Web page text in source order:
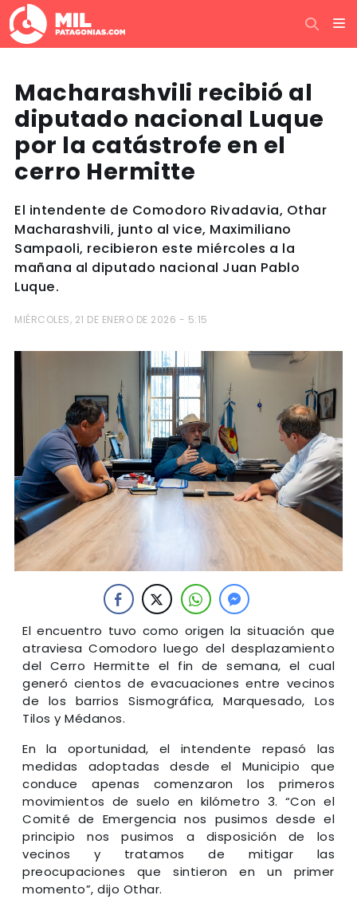
Macharashvili recibió al
diputado nacional Luque
por la catástrofe en el
cerro Hermitte
El intendente de Comodoro Rivadavia, Othar
Macharashvili, junto al vice, Maximiliano
Sampaoli, recibieron este miércoles a la
mañana al diputado nacional Juan Pablo
Luque.
MIÉRCOLES, 21 DE ENERO DE 2026 - 5:15
El encuentro tuvo como origen la situación que
atraviesa Comodoro luego del desplazamiento
del Cerro Hermitte el fin de semana, el cual
generó cientos de evacuaciones entre vecinos
de los barrios Sismográfica, Marquesado, Los
Tilos y Médanos.
En la oportunidad, el intendente repasó las
medidas adoptadas desde el Municipio que
conduce apenas comenzaron los primeros
movimientos de suelo en kilómetro 3. “Con el
Comité de Emergencia nos pusimos desde el
principio nos pusimos a disposición de los
vecinos y tratamos de mitigar las
preocupaciones que sintieron en un primer
momento”, dijo Othar.